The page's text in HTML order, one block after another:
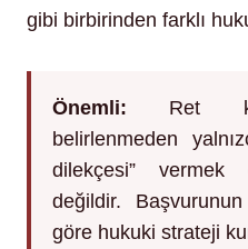
gibi birbirinden farklı
Önemli: Ret
belirlenmeden
dilekçesi”
değildir.
göre hukuki strateji